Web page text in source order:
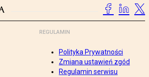
REGULAMIN
Polityka Prywatności
Zmiana ustawień zgód
Regulamin serwisu